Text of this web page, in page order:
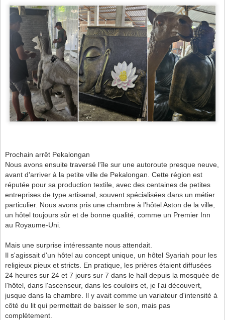
Prochain arrêt Pekalongan
Nous avons ensuite traversé l'île sur une autoroute presque neuve,
avant d'arriver à la petite ville de Pekalongan. Cette région est
réputée pour sa production textile, avec des centaines de petites
entreprises de type artisanal, souvent spécialisées dans un métier
particulier. Nous avons pris une chambre à l'hôtel Aston de la ville,
un hôtel toujours sûr et de bonne qualité, comme un Premier Inn
au Royaume-Uni.
Mais une surprise intéressante nous attendait.
Il s'agissait d'un hôtel au concept unique, un hôtel Syariah pour les
religieux pieux et stricts. En pratique, les prières étaient diffusées
24 heures sur 24 et 7 jours sur 7 dans le hall depuis la mosquée de
l'hôtel, dans l'ascenseur, dans les couloirs et, je l'ai découvert,
jusque dans la chambre. Il y avait comme un variateur d'intensité à
côté du lit qui permettait de baisser le son, mais pas
complètement.